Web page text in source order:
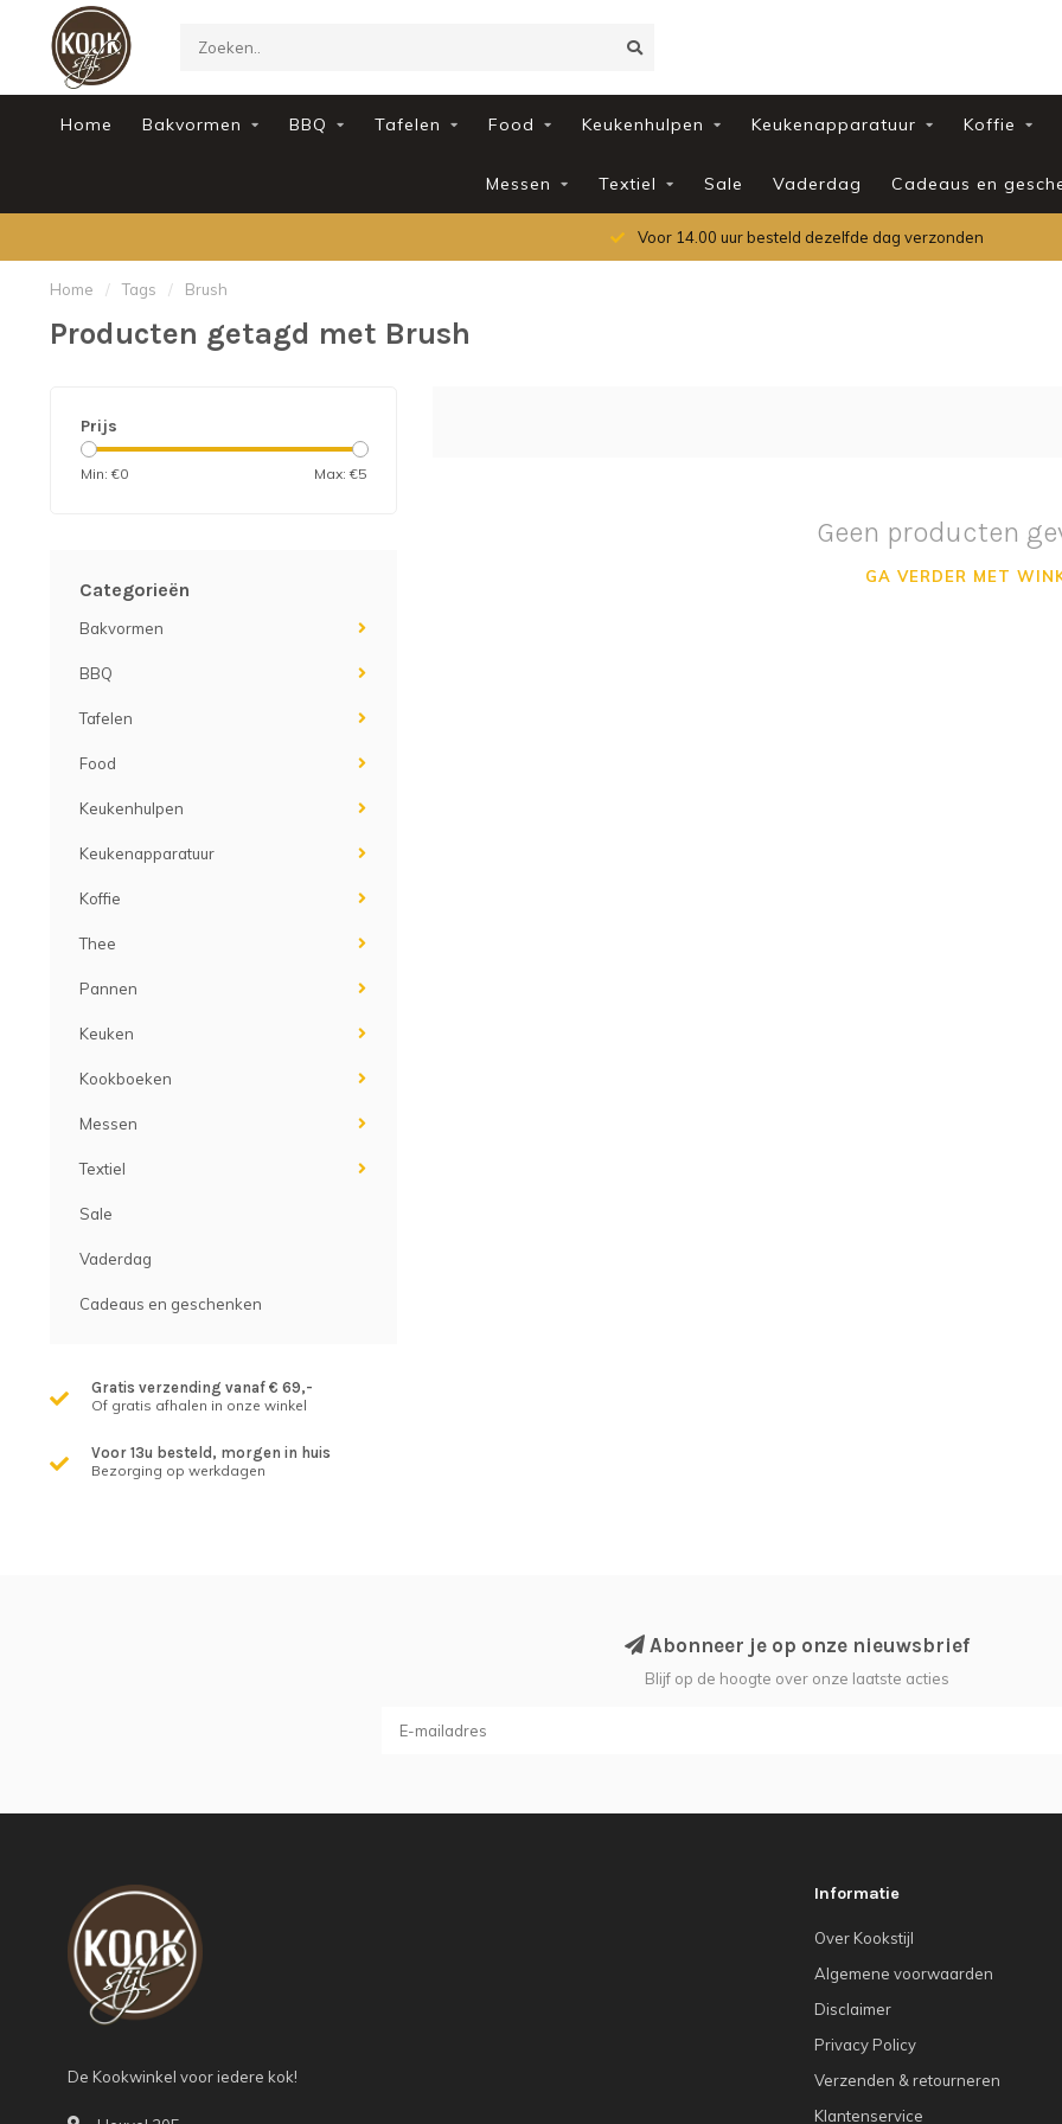
Home Bakvormen BBQ Tafelen Food Keukenhulpen Keukenapparatuur Koffie
Messen Textiel Sale Vaderdag Cadeaus en
Voor 14.00 uur besteld dezelfde dag verzonden
Home / Tags / Brush
Producten getagd met Brush
Prijs
Min: €0 Max: €5
Categorieën
Bakvormen
BBQ
Tafelen
Food
Keukenhulpen
Keukenapparatuur
Koffie
Thee
Pannen
Keuken
Kookboeken
Messen
Textiel
Sale
Vaderdag
Cadeaus en geschenken
Gratis verzending vanaf € 69,-
Of gratis afhalen in onze winkel
Voor 13u besteld, morgen in huis
Bezorging op werkdagen
Geen producten
GA VERDER MET
Abonneer je op onze nieuwsbrief
Blijf op de hoogte over onze laatste acties
De Kookwinkel voor iedere kok!
Informatie
Over Kookstijl
Algemene voorwaarden
Disclaimer
Privacy Policy
Verzenden & retourneren
Klantenservice